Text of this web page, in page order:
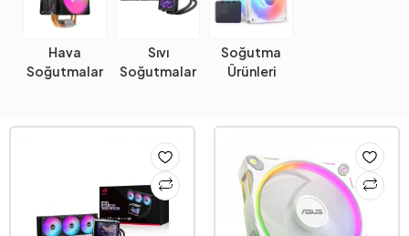
Hava
Soğutmalar
Sıvı
Soğutmalar
Soğutma
Ürünleri